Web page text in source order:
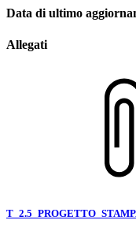
Data di ultimo
Allegati